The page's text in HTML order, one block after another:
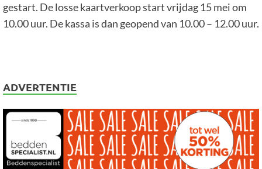
gestart. De losse kaartverkoop start vrijdag 15 mei om
10.00 uur. De kassa is dan geopend van 10.00 – 12.00 uur.
ADVERTENTIE